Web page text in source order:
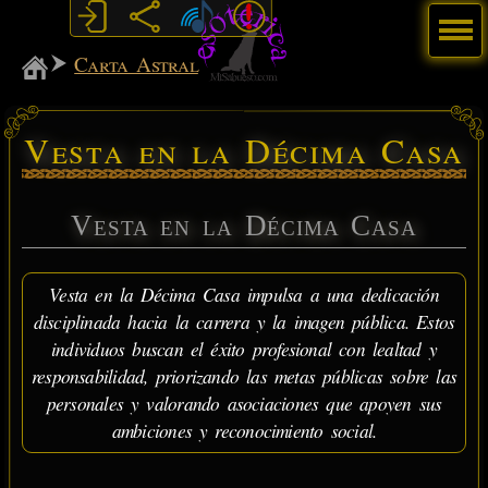
MiSabueso
Carta Astral
Vesta en la Décima Casa
Vesta en la Décima Casa
Vesta en la Décima Casa impulsa a una dedicación
disciplinada hacia la carrera y la imagen pública. Estos
individuos buscan el éxito profesional con lealtad y
responsabilidad, priorizando las metas públicas sobre las
personales y valorando asociaciones que apoyen sus
ambiciones y reconocimiento social.
Menú